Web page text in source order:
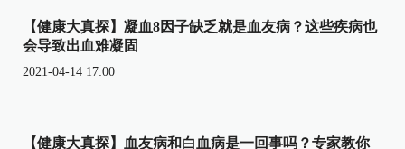
【健康大真探】凝血8因子缺乏就是血友病？这些疾病也
会导致出血难凝固
2021-04-14 17:00
【健康大真探】血友病和白血病是一回事吗？专家教你